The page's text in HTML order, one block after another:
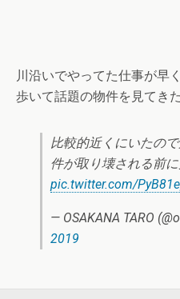
川沿いでやってた仕事が早
歩いて話題の物件を見てきた
比較的近くにいたの
件が取り壊される前
pic.twitter.com/
— OSAKANA TARO
2019